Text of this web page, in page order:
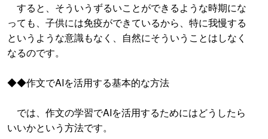
すると、そういうずるいことができるような時期にな
っても、子供には免疫ができているから、特に我慢する
というような意識もなく、自然にそういうことはしなく
なるのです。
◆◆作文でAIを活用する基本的な方法
では、作文の学習でAIを活用するためにはどうしたら
いいかという方法です。